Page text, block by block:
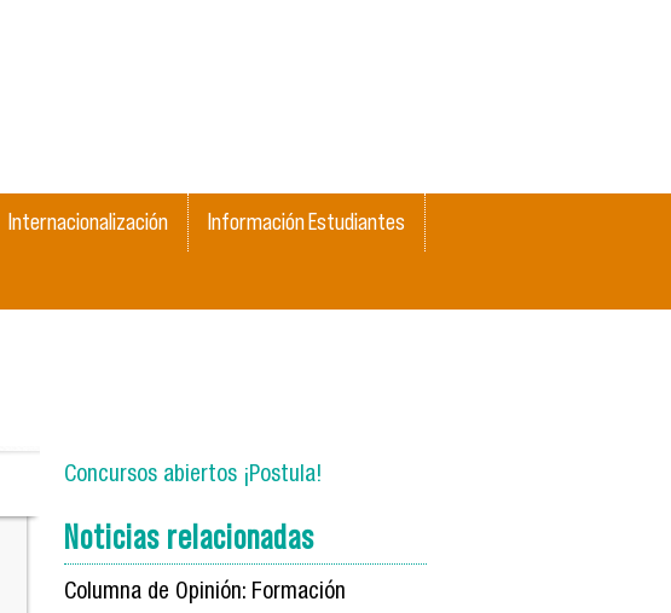
Internacionalización Información Estudiantes
Concursos abiertos ¡Postula!
Noticias relacionadas
Columna de Opinión: Formación